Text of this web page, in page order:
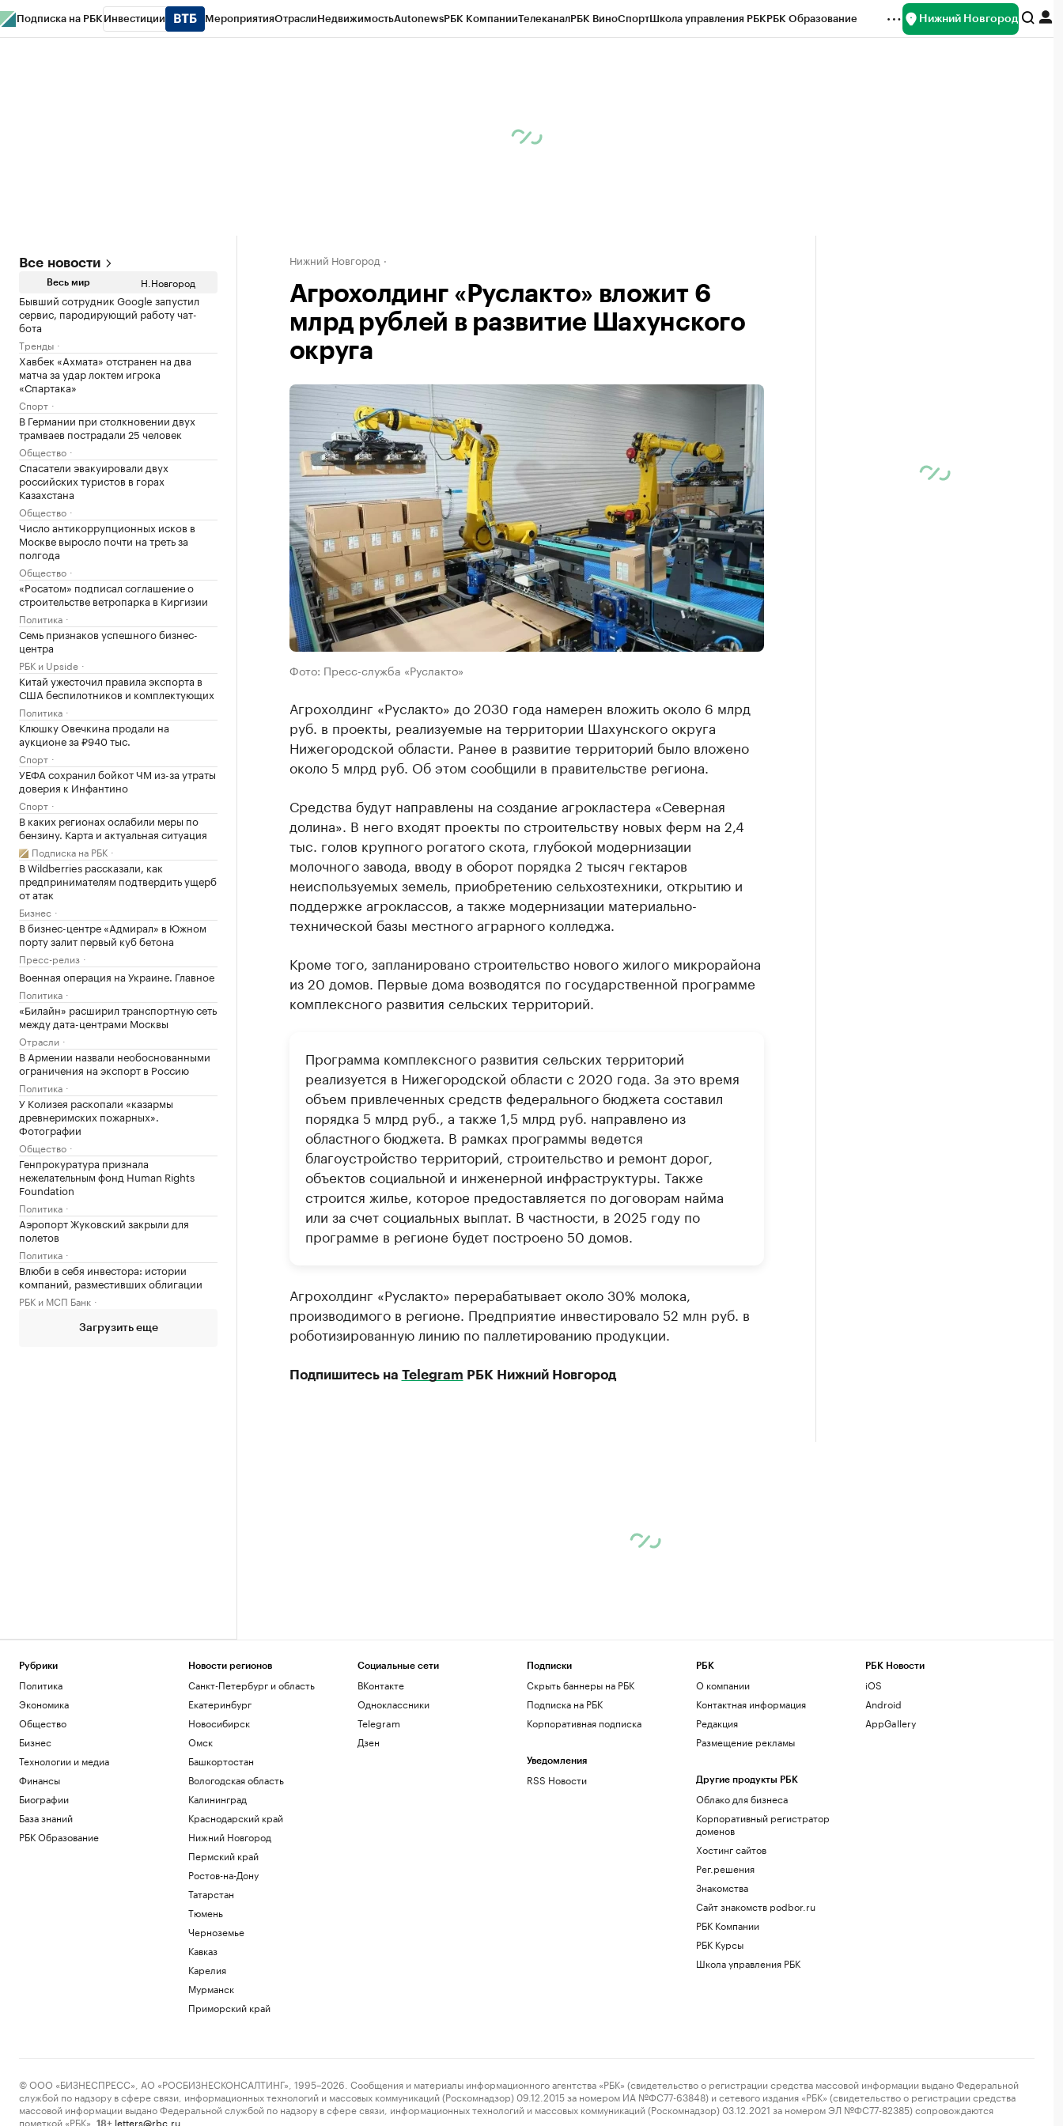
Подписка на РБК Инвестиции МероприятияОтраслиНедвижимостьAutonewsРБК КомпанииТелеканалРБК ВиноСпортШкола управления РБКРБК Образование Нижний Новгород
Все новости
Весь мир Н.Новгород
Бывший сотрудник Google запустил
сервис, пародирующий работу чат-
бота
Тренды
Хавбек «Ахмата» отстранен на два
матча за удар локтем игрока
«Спартака»
Спорт
В Германии при столкновении двух
трамваев пострадали 25 человек
Общество
Спасатели эвакуировали двух
российских туристов в горах
Казахстана
Общество
Число антикоррупционных исков в
Москве выросло почти на треть за
полгода
Общество
«Росатом» подписал соглашение о
строительстве ветропарка в Киргизии
Политика
Семь признаков успешного бизнес-
центра
РБК и Upside
Китай ужесточил правила экспорта в
США беспилотников и комплектующих
Политика
Клюшку Овечкина продали на
аукционе за ₽940 тыс.
Спорт
УЕФА сохранил бойкот ЧМ из-за утраты
доверия к Инфантино
Спорт
В каких регионах ослабили меры по
бензину. Карта и актуальная ситуация
Подписка на РБК
В Wildberries рассказали, как
предпринимателям подтвердить ущерб
от атак
Бизнес
В бизнес-центре «Адмирал» в Южном
порту залит первый куб бетона
Пресс-релиз
Военная операция на Украине. Главное
Политика
«Билайн» расширил транспортную сеть
между дата-центрами Москвы
Отрасли
В Армении назвали необоснованными
ограничения на экспорт в Россию
Политика
У Колизея раскопали «казармы
древнеримских пожарных».
Фотографии
Общество
Генпрокуратура признала
нежелательным фонд Human Rights
Foundation
Политика
Аэропорт Жуковский закрыли для
полетов
Политика
Влюби в себя инвестора: истории
компаний, разместивших облигации
РБК и МСП Банк
Загрузить еще
Нижний Новгород
Агрохолдинг «Руслакто» вложит 6
млрд рублей в развитие Шахунского
округа
Фото: Пресс-служба «Руслакто»
Агрохолдинг «Руслакто» до 2030 года намерен вложить около 6 млрд
руб. в проекты, реализуемые на территории Шахунского округа
Нижегородской области. Ранее в развитие территорий было вложено
около 5 млрд руб. Об этом сообщили в правительстве региона.
Средства будут направлены на создание агрокластера «Северная
долина». В него входят проекты по строительству новых ферм на 2,4
тыс. голов крупного рогатого скота, глубокой модернизации
молочного завода, вводу в оборот порядка 2 тысяч гектаров
неиспользуемых земель, приобретению сельхозтехники, открытию и
поддержке агроклассов, а также модернизации материально-
технической базы местного аграрного колледжа.
Кроме того, запланировано строительство нового жилого микрорайона
из 20 домов. Первые дома возводятся по государственной программе
комплексного развития сельских территорий.
Программа комплексного развития сельских территорий
реализуется в Нижегородской области с 2020 года. За это время
объем привлеченных средств федерального бюджета составил
порядка 5 млрд руб., а также 1,5 млрд руб. направлено из
областного бюджета. В рамках программы ведется
благоустройство территорий, строительство и ремонт дорог,
объектов социальной и инженерной инфраструктуры. Также
строится жилье, которое предоставляется по договорам найма
или за счет социальных выплат. В частности, в 2025 году по
программе в регионе будет построено 50 домов.
Агрохолдинг «Руслакто» перерабатывает около 30% молока,
производимого в регионе. Предприятие инвестировало 52 млн руб. в
роботизированную линию по паллетированию продукции.
Подпишитесь на Telegram РБК Нижний Новгород
Рубрики
Политика
Экономика
Общество
Бизнес
Технологии и медиа
Финансы
Биографии
База знаний
РБК Образование
Новости регионов
Санкт-Петербург и область
Екатеринбург
Новосибирск
Омск
Башкортостан
Вологодская область
Калининград
Краснодарский край
Нижний Новгород
Пермский край
Ростов-на-Дону
Татарстан
Тюмень
Черноземье
Кавказ
Карелия
Мурманск
Приморский край
Социальные сети
ВКонтакте
Одноклассники
Telegram
Дзен
Подписки
Скрыть баннеры на РБК
Подписка на РБК
Корпоративная подписка
Уведомления
RSS Новости
РБК
О компании
Контактная информация
Редакция
Размещение рекламы
Другие продукты РБК
Облако для бизнеса
Корпоративный регистратор
доменов
Хостинг сайтов
Рег.решения
Знакомства
Сайт знакомств podbor.ru
РБК Компании
РБК Курсы
Школа управления РБК
РБК Новости
iOS
Android
AppGallery
© ООО «БИЗНЕСПРЕСС», АО «РОСБИЗНЕСКОНСАЛТИНГ», 1995–2026. Сообщения и материалы информационного агентства «РБК» (свидетельство о регистрации средства массовой информации выдано Федеральной
службой по надзору в сфере связи, информационных технологий и массовых коммуникаций (Роскомнадзор) 09.12.2015 за номером ИА №ФС77-63848) и сетевого издания «РБК» (свидетельство о регистрации средства
массовой информации выдано Федеральной службой по надзору в сфере связи, информационных технологий и массовых коммуникаций (Роскомнадзор) 03.12.2021 за номером ЭЛ №ФС77-82385) сопровождаются
пометкой «РБК».
18+ letters@rbc.ru